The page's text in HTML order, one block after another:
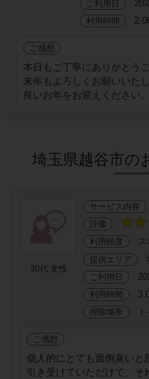
ご利用日
利用時間 2.0
ご感想
本日もご丁寧にありがとう
来年もよろしくお願いいたし
良いお年をお迎えください。
埼玉県越谷市の
30代 女性
サービス内容
評価
利用頻度
提供エリア
ご利用日
利用時間
掃除場所
ご感想
個人的にとても面倒臭いと
引き受けていただけて、